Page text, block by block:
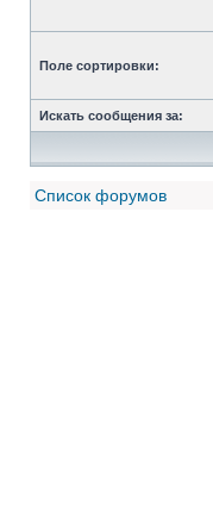
Поле сортировки:
Искать сообщения за:
Список форумов